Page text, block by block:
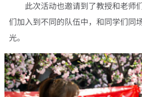
此次活动也邀请到了教授和老师
们加入到不同的队伍中，和同学们同
光。